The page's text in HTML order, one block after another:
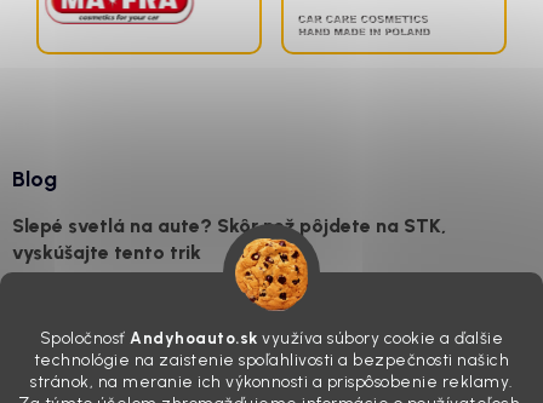
Spoločnosť Andyhoauto.sk využíva súbory cookie a ďalšie
technológie na zaistenie spoľahlivosti a bezpečnosti našich
stránok, na meranie ich výkonnosti a prispôsobenie reklamy.
Blog
Slepé svetlá na aute? Skôr než pôjdete na STK,
vyskúšajte tento trik
skutočnosti je? Často za to môžu práve „slepé“ svetlomety. Ten
mliečny, drsný povrch nie je len estetická vada. Keď slnko a soľ urobia